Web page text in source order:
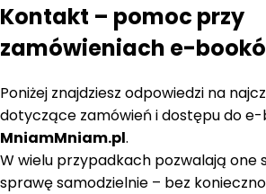
Kontakt – pomoc przy
zamówieniach e-
Poniżej znajdziesz odpowiedzi na
dotyczące zamówień i dostępu do
MniamMniam.pl.
W wielu przypadkach pozwalają one
sprawę samodzielnie – bez